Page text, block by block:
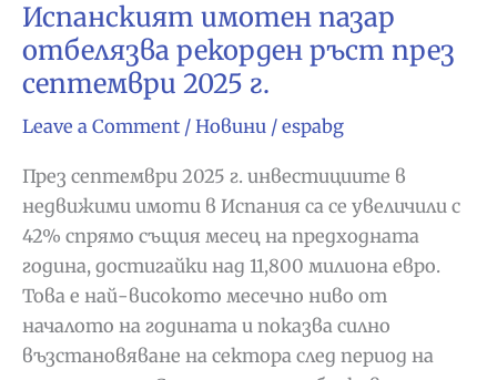
Испанският имотен пазар
отбелязва рекорден ръст през
септември 2025 г.
Leave a Comment / Новини / espabg
През септември 2025 г. инвестициите в
недвижими имоти в Испания са се увеличили с
42% спрямо същия месец на предходната
година, достигайки над 11,800 милиона евро.
Това е най-високото месечно ниво от
началото на годината и показва силно
възстановяване на сектора след период на